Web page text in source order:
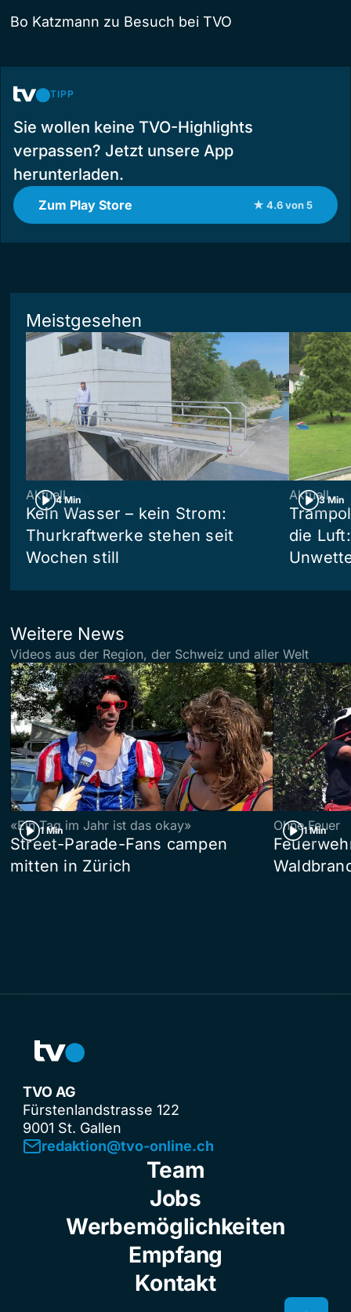
Bo Katzmann zu Besuch bei TVO
TIPP
Sie wollen keine TVO-Highlights
verpassen? Jetzt unsere App
herunterladen.
Zum Play Store ★ 4.6 von 5
Meistgesehen
4 Min
Aktuell
Kein Wasser – kein Strom:
Thurkraftwerke stehen seit
Wochen still
3 Min
Aktuell
die
Weitere News
Videos aus der Region, der Schweiz und aller Welt
1 Min
«Ein Tag im Jahr ist das okay»
Street-Parade-Fans campen
mitten in Zürich
1 Min
Ohne Feuer
TVO AG
Fürstenlandstrasse 122
9001 St. Gallen
redaktion@tvo-online.ch
Team
Jobs
Werbemöglichkeiten
Empfang
Kontakt